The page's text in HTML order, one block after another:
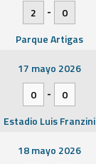
2
-
0
Parque Artigas
17 mayo 2026
0
-
0
Estadio Luis Franzini
18 mayo 2026